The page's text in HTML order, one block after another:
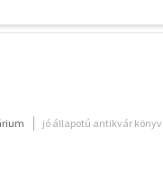
jó állapotú antikvár könyv